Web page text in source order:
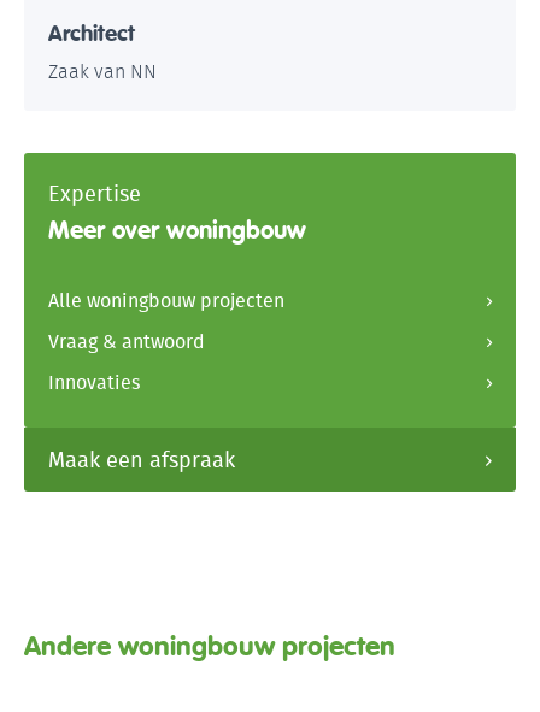
Architect
Zaak van NN
Expertise
Meer over woningbouw
Alle woningbouw projecten
Vraag & antwoord
Innovaties
Maak een afspraak
Andere woningbouw projecten